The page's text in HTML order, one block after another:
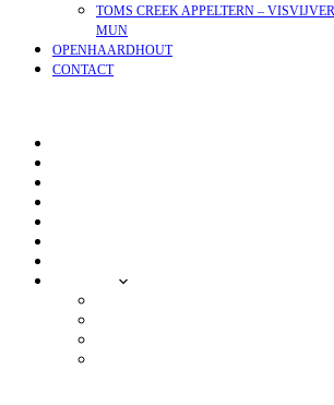
TOMS CREEK APPELTERN –
MUN
OPENHAARDHOUT
CONTACT